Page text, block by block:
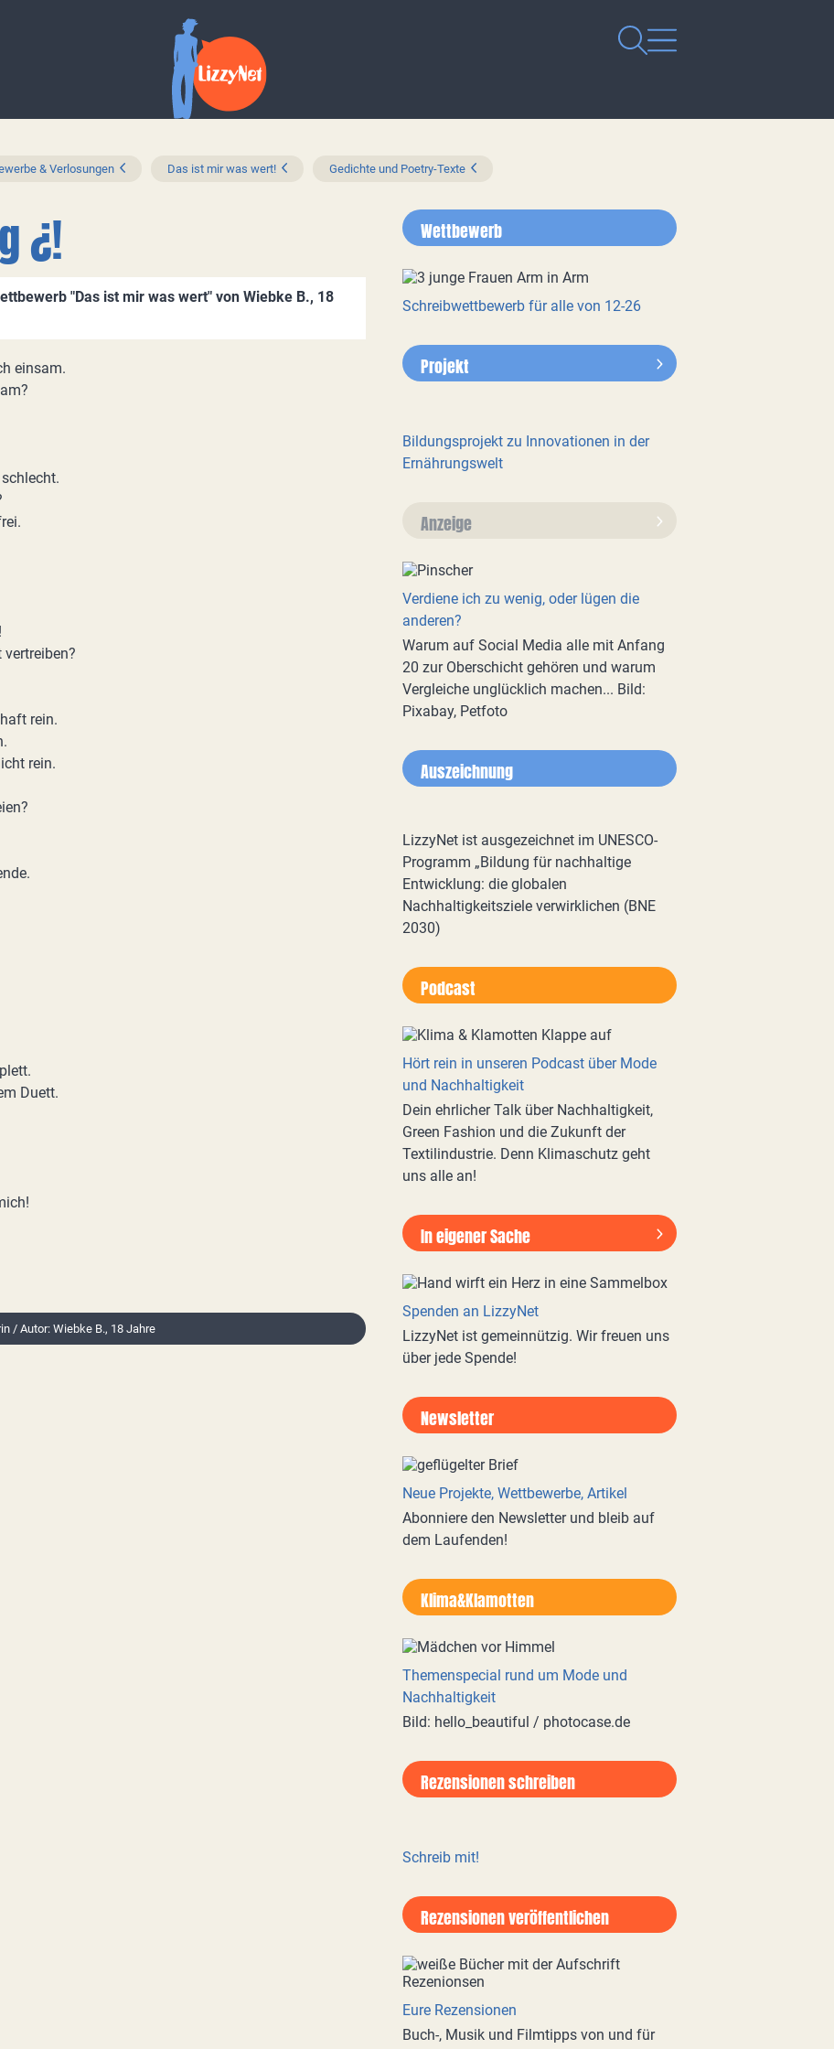
& Verlosungen Das ist mir was wert! Gedichte und Poetry-Texte
¿!
"Das ist mir was wert" von Wiebke B., 18
einsam.
rein.
rein.
Duett.
/ Autor: Wiebke B., 18 Jahre
Wettbewerb
Schreibwettbewerb für alle von 12-26
Projekt
Bildungsprojekt zu Innovationen in der
Ernährungswelt
Anzeige
Verdiene ich zu wenig, oder lügen die
anderen?
Warum auf Social Media alle mit Anfang
20 zur Oberschicht gehören und warum
Vergleiche unglücklich machen... Bild:
Pixabay, Petfoto
Auszeichnung
LizzyNet ist ausgezeichnet im UNESCO-
Programm „Bildung für nachhaltige
Entwicklung: die globalen
Nachhaltigkeitsziele verwirklichen (BNE
2030)
Podcast
Hört rein in unseren Podcast über Mode
und Nachhaltigkeit
Dein ehrlicher Talk über Nachhaltigkeit,
Green Fashion und die Zukunft der
Textilindustrie. Denn Klimaschutz geht
uns alle an!
In eigener Sache
Spenden an LizzyNet
LizzyNet ist gemeinnützig. Wir freuen uns
über jede Spende!
Newsletter
Neue Projekte, Wettbewerbe, Artikel
Abonniere den Newsletter und bleib auf
dem Laufenden!
Klima&Klamotten
Themenspecial rund um Mode und
Nachhaltigkeit
Bild: hello_beautiful / photocase.de
Rezensionen schreiben
Schreib mit!
Rezensionen veröffentlichen
Eure Rezensionen
Buch-, Musik und Filmtipps von und für